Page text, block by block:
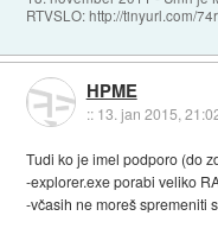
RTVSLO: http://tinyurl.com/
HPME
:: 13. jan 2015,
Tudi ko je imel podporo (do
-explorer.exe porabi veliko
-včasih ne moreš spremeniti